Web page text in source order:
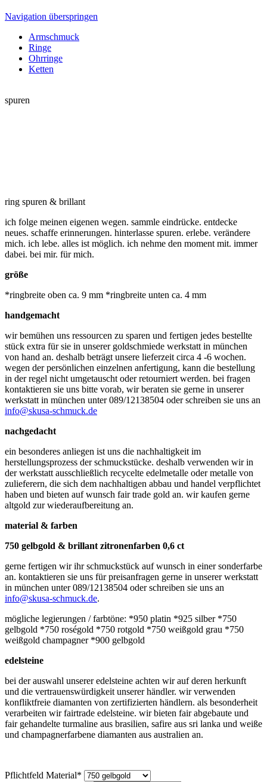
Navigation überspringen
Armschmuck
Ringe
Ohrringe
Ketten
spuren
ring spuren & brillant
ich folge meinen eigenen wegen. sammle eindrücke. entdecke
neues. schaffe erinnerungen. hinterlasse spuren. erlebe. verändere
mich. ich lebe. alles ist möglich. ich nehme den moment mit. immer
dabei. bei mir. für mich.
größe
*ringbreite oben ca. 9 mm *ringbreite unten ca. 4 mm
handgemacht
wir bemühen uns ressourcen zu sparen und fertigen jedes bestellte
stück extra für sie in unserer goldschmiede werkstatt in münchen
von hand an. deshalb beträgt unsere lieferzeit circa 4 -6 wochen.
wegen der persönlichen einzelnen anfertigung, kann die bestellung
in der regel nicht umgetauscht oder retourniert werden. bei fragen
kontaktieren sie uns bitte vorab, wir beraten sie gerne in unserer
werkstatt in münchen unter 089/12138504 oder schreiben sie uns an
info@skusa-schmuck.de
nachgedacht
ein besonderes anliegen ist uns die nachhaltigkeit im
herstellungsprozess der schmuckstücke. deshalb verwenden wir in
der werkstatt ausschließlich recycelte edelmetalle oder metalle von
zulieferern, die sich dem nachhaltigen abbau und handel verpflichtet
haben und bieten auf wunsch fair trade gold an. wir kaufen gerne
altgold zur wiederaufbereitung an.
material & farben
750 gelbgold & brillant zitronenfarben 0,6 ct
gerne fertigen wir ihr schmuckstück auf wunsch in einer sonderfarbe
an. kontaktieren sie uns für preisanfragen gerne in unserer werkstatt
in münchen unter 089/12138504 oder schreiben sie uns an
info@skusa-schmuck.de.
mögliche legierungen / farbtöne: *950 platin *925 silber *750
gelbgold *750 roségold *750 rotgold *750 weißgold grau *750
weißgold champagner *900 gelbgold
edelsteine
bei der auswahl unserer edelsteine achten wir auf deren herkunft
und die vertrauenswürdigkeit unserer händler. wir verwenden
konfliktfreie diamanten von zertifizierten händlern. als besonderheit
verarbeiten wir fairtrade edelsteine. wir bieten fair abgebaute und
fair gehandelte turmaline aus brasilien, safire aus sri lanka und weiße
und champagnerfarbene diamanten aus australien an.
Pflichtfeld Material*